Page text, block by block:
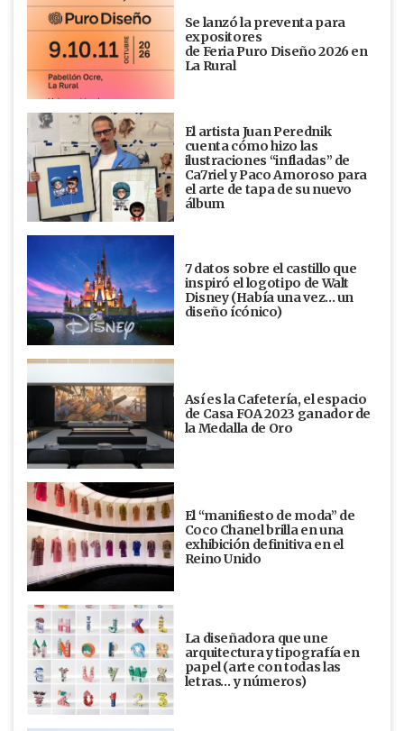
Se lanzó la preventa para
expositores
de Feria Puro Diseño 2026 en
La Rural
El artista Juan Perednik
cuenta cómo hizo las
ilustraciones “infladas” de
Ca7riel y Paco Amoroso para
el arte de tapa de su nuevo
álbum
7 datos sobre el castillo que
inspiró el logotipo de Walt
Disney (Había una vez... un
diseño ícónico)
Así es la Cafetería, el espacio
de Casa FOA 2023 ganador de
la Medalla de Oro
El “manifiesto de moda” de
Coco Chanel brilla en una
exhibición definitiva en el
Reino Unido
La diseñadora que une
arquitectura y tipografía en
papel (arte con todas las
letras… y números)